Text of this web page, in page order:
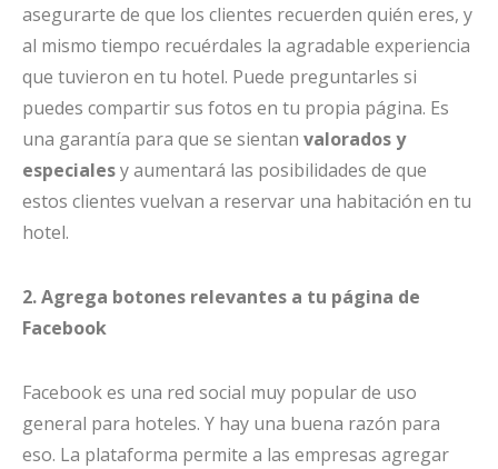
asegurarte de que los clientes recuerden quién eres, y
al mismo tiempo recuérdales la agradable experiencia
que tuvieron en tu hotel. Puede preguntarles si
puedes compartir sus fotos en tu propia página. Es
una garantía para que se sientan valorados y
especialesy aumentará las posibilidades de que
estos clientes vuelvan a reservar una habitación en tu
hotel.
2. Agrega botones relevantes a tu página de
Facebook
Facebook es una red social muy popular de uso
general para hoteles. Y hay una buena razón para
eso. La plataforma permite a las empresas agregar